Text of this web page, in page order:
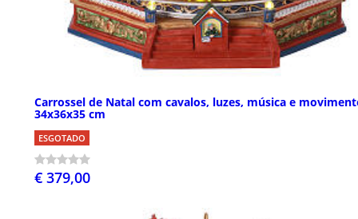
Carrossel de Natal com cavalos, luzes, música e
34x36x35 cm
ESGOTADO
€ 379,00